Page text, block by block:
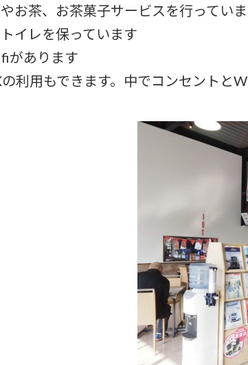
やお茶、お茶菓子サービスを行ってい
イレを保っています
があります
の利用もできます。中でコンセントと